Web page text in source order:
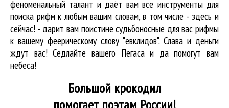
феноменальный талант и даёт вам все инструменты для
поиска рифмк любым вашим словам, в том числе - здесь и
сейчас! - дарит вам поистине судьбоносные для вас рифмы
к вашему феерическому слову "евклидов". Слава и деньги
ждут вас! Седлайте вашего Пегаса и да помогут вам
небеса!
Большой крокодил
помогает поэтам России!